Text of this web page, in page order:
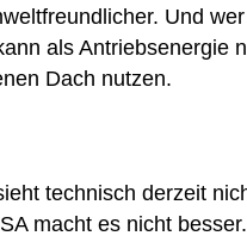
Und
als Antriebsenergie
Dach nutzen.
technisch derzeit
macht es nicht